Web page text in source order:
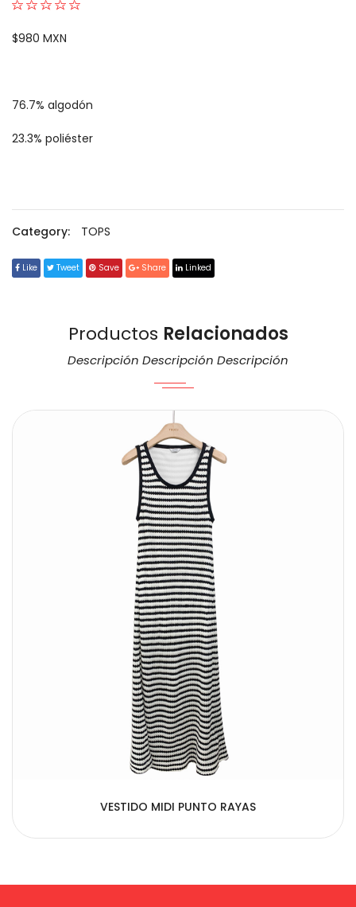
$980 MXN
76.7% algodón
23.3% poliéster
Category: TOPS
Like Tweet Save Share Linked
Productos Relacionados
Descripción Descripción Descripción
VESTIDO MIDI PUNTO RAYAS